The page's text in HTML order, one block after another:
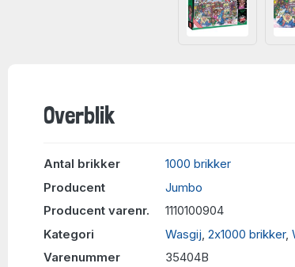
Overblik
Antal brikker
1000 brikker
Producent
Jumbo
Producent varenr.
1110100904
Kategori
Wasgij 2x1000 brikker,
Varenummer
35404B